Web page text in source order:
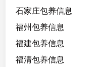
石家庄包养信息
福州包养信息
福建包养信息
福清包养信息